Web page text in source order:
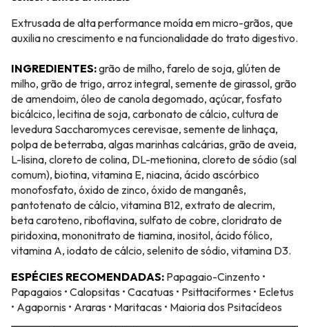
Extrusada de alta performance moída em micro-grãos, que
auxilia no crescimento e na funcionalidade do trato digestivo.
INGREDIENTES:grão de milho, farelo de soja, glúten de
milho, grão de trigo, arroz integral, semente de girassol, grão
de amendoim, óleo de canola degomado, açúcar, fosfato
bicálcico, lecitina de soja, carbonato de cálcio, cultura de
levedura Saccharomyces cerevisae, semente de linhaça,
polpa de beterraba, algas marinhas calcárias, grão de aveia,
L-lisina, cloreto de colina, DL-metionina, cloreto de sódio (sal
comum), biotina, vitamina E, niacina, ácido ascórbico
monofosfato, óxido de zinco, óxido de manganês,
pantotenato de cálcio, vitamina B12, extrato de alecrim,
beta caroteno, riboflavina, sulfato de cobre, cloridrato de
piridoxina, mononitrato de tiamina, inositol, ácido fólico,
vitamina A, iodato de cálcio, selenito de sódio, vitamina D3.
ESPÉCIES RECOMENDADAS: Papagaio-Cinzento •
Papagaios • Calopsitas • Cacatuas • Psittaciformes • Ecletus
• Agapornis • Araras • Maritacas • Maioria dos Psitacídeos